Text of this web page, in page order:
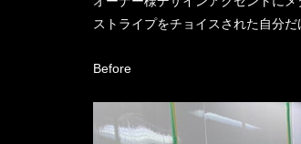
ストライプをチョイスされた自分
Before